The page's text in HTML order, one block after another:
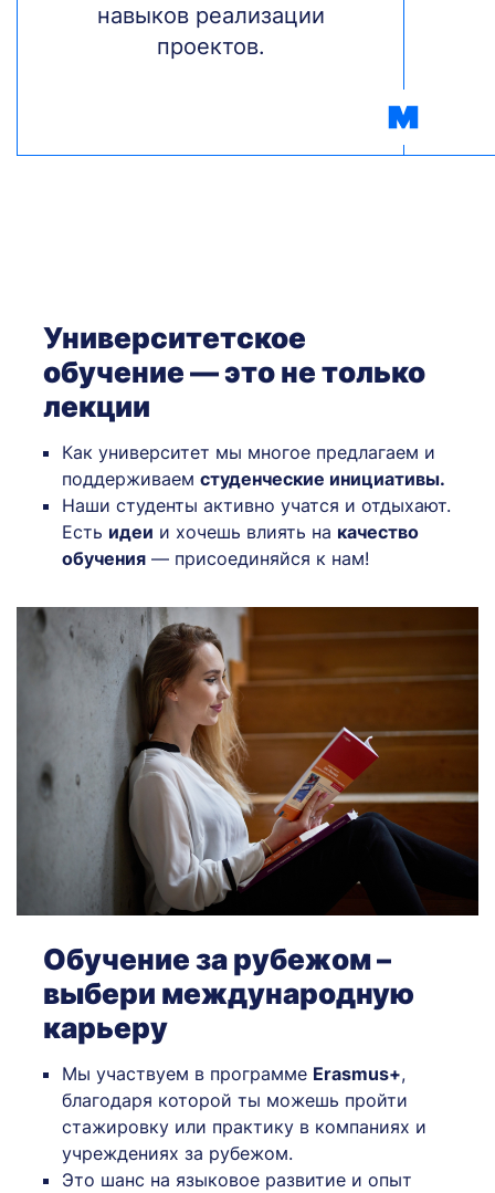
навыков реализации
проектов.
Университетское
обучение — это не только
лекции
Как университет мы многое предлагаем и
поддерживаем студенческие инициативы.
Наши студенты активно учатся и отдыхают.
Есть идеи и хочешь влиять на качество
обучения — присоединяйся к нам!
Обучение за рубежом –
выбери международную
карьеру
Мы участвуем в программе Erasmus+,
благодаря которой ты можешь пройти
стажировку или практику в компаниях и
учреждениях за рубежом.
Это шанс на языковое развитие и опыт